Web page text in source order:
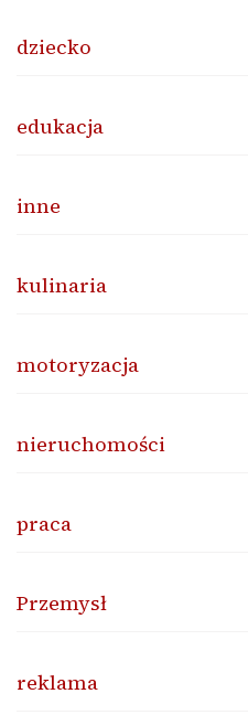
dziecko
edukacja
inne
kulinaria
motoryzacja
nieruchomości
praca
Przemysł
reklama